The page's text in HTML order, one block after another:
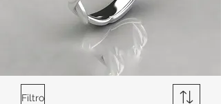
Filtro